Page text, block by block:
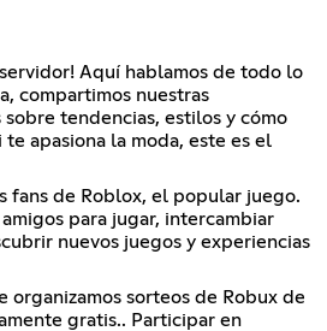
Aquí hablamos de todo lo
compartimos nuestras
tendencias, estilos y cómo
apasiona la moda, este es el
fans de Roblox, el popular juego.
para jugar, intercambiar
nuevos juegos y experiencias
organizamos sorteos de Robux de
gratis.. Participar en